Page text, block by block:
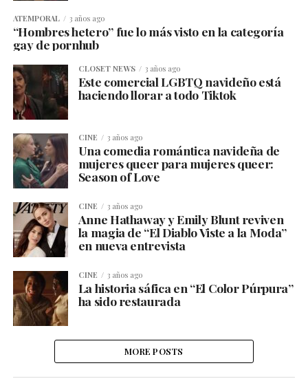
ATEMPORAL 3 años ago
“Hombres hetero” fue lo más visto en la categoría
gay de pornhub
CLOSET NEWS 3 años ago
Este comercial LGBTQ navideño está
haciendo llorar a todo Tiktok
CINE 3 años ago
Una comedia romántica navideña de
mujeres queer para mujeres queer:
Season of Love
CINE 3 años ago
Anne Hathaway y Emily Blunt reviven
la magia de “El Diablo Viste a la Moda”
en nueva entrevista
CINE 3 años ago
La historia sáfica en “El Color Púrpura”
ha sido restaurada
MORE POSTS